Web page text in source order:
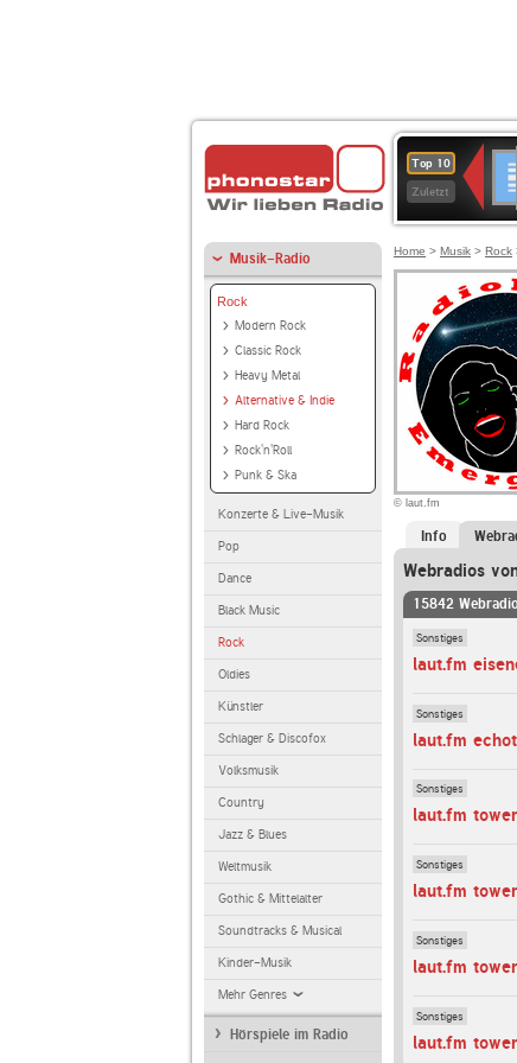
Top 10
Zuletzt
Musik-Radio
Rock
Modern Rock
Classic Rock
Heavy Metal
Alternative & Indie
Hard Rock
Rock'n'Roll
Punk & Ska
Konzerte & Live-Musik
Pop
Dance
Black Music
Rock
Oldies
Künstler
Schlager & Discofox
Volksmusik
Country
Jazz & Blues
Weltmusik
Gothic & Mittelalter
Soundtracks & Musical
Kinder-Musik
Mehr Genres
Hörspiele im Radio
Home > Musik > Rock
© laut.fm
Info
Webradios
15842 Webradio
Sonstiges
laut.fm
Sonstiges
laut.fm
Sonstiges
laut.fm
Sonstiges
laut.fm
Sonstiges
laut.fm
Sonstiges
laut.fm